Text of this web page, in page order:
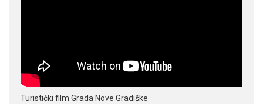
Turistički film Grada Nove Gradiške